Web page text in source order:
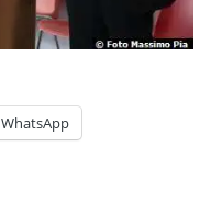
WhatsApp